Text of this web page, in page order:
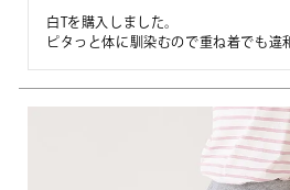
白Tを購入しました。
ピタっと体に馴染むので重ね着でも違